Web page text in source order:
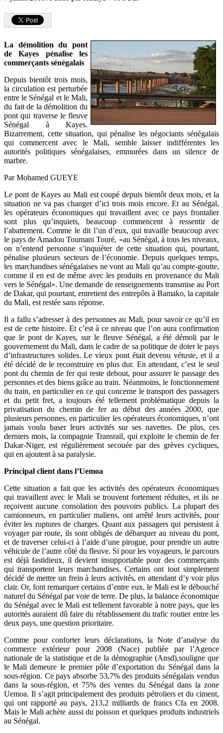
La démolition du pont
de Kayes pénalise les
commerçants sénégalais
Depuis bientôt trois mois,
la circulation est perturbée
entre le Sénégal et le Mali,
du fait de la démolition du
pont qui traverse le fleuve
Sénégal à Kayes.
Bizarrement, cette situation, qui pénalise les négociants sénégalais
qui commercent avec le Mali, semble laisser indifférentes les
autorités politiques sénégalaises, emmurées dans un silence de
marbre.
Par Mohamed GUEYE
Le pont de Kayes au Mali est coupé depuis bientôt deux mois, et la
situation ne va pas changer d’ici trois mois encore. Et au Sénégal,
les opérateurs économiques qui travaillent avec ce pays frontalier
sont plus qu’inquiets, beaucoup commencent à ressentir de
l’abattement. Comme le dit l’un d’eux, qui travaille beaucoup avec
le pays de Amadou Toumani Touré, «au Sénégal, à tous les niveaux,
on n’entend personne s’inquiéter de cette situation qui, pourtant,
pénalise plusieurs secteurs de l’économie. Depuis quelques temps,
les marchandises sénégalaises ne vont au Mali qu’au compte-goutte,
comme il en est de même avec les produits en provenance du Mali
vers le Sénégal». Une demande de renseignements transmise au Port
de Dakar, qui pourtant, entretient des entrepôts à Bamako, la capitale
du Mali, est restée sans réponse.
Il a fallu s’adresser à des personnes au Mali, pour savoir ce qu’il en
est de cette histoire. Et c’est à ce niveau que l’on aura confirmation
que le pont de Kayes, sur le fleuve Sénégal, a été démoli par le
gouvernement du Mali, dans le cadre de sa politique de doter le pays
d’infrastructures solides. Le vieux pont était devenu vétuste, et il a
été décidé de le reconstruire en plus dur. En attendant, c’est le seul
pont du chemin de fer qui reste debout, pour assurer le passage des
personnes et des biens grâce au train. Néanmoins, le fonctionnement
du train, en particulier en ce qui concerne le transport des passagers
et du petit fret, a toujours été tellement problématique depuis la
privatisation du chemin de fer au début des années 2000, que
plusieurs personnes, en particulier les opérateurs économiques, n’ont
jamais voulu baser leurs activités sur ses navettes. De plus, ces
derniers mois, la compagnie Transrail, qui exploite le chemin de fer
Dakar-Niger, est régulièrement secouée par des grèves cycliques,
qui en ajoutent à sa paralysie.
Principal client dans l’Uemoa
Cette situation a fait que les activités des opérateurs économiques
qui travaillent avec le Mali se trouvent fortement réduites, et ils ne
reçoivent aucune consolation des pouvoirs publics. La plupart des
camionneurs, en particulier maliens, ont arrêté leurs activités, pour
éviter les ruptures de charges. Quant aux passagers qui persistent à
voyager par route, ils sont obligés de débarquer au niveau du pont,
et de traverser celui-ci à l’aide d’une pirogue, pour prendre un autre
véhicule de l’autre côté du fleuve. Si pour les voyageurs, le parcours
est déjà fastidieux, il devient insupportable pour des commerçants
qui transportent leurs marchandises. Certains ont tout simplement
décidé de mettre un frein à leurs activités, en attendant d’y voir plus
clair. Or, font remarquer certains d’entre eux, le Mali est le débouché
naturel du Sénégal par voie de terre. De plus, la balance économique
du Sénégal avec le Mali est tellement favorable à notre pays, que les
autorités auraient dû faire du rétablissement du trafic routier entre les
deux pays, une question prioritaire.
Comme pour conforter leurs déclarations, la Note d’analyse du
commerce extérieur pour 2008 (Nace) publiée par l’Agence
nationale de la statistique et de la démographie (Ansd),souligne que
le Mali demeure le premier pôle d’exportation du Sénégal dans la
sous-région. Ce pays absorbe 53,7% des produits sénégalais vendus
dans la sous-région, et 75% des ventes du Sénégal dans la zone
Uemoa. Il s’agit principalement des produits pétroliers et du ciment,
qui ont rapporté au pays, 213,2 milliards de francs Cfa en 2008.
Mais le Mali achète aussi du poisson et quelques produits industriels
au Sénégal.